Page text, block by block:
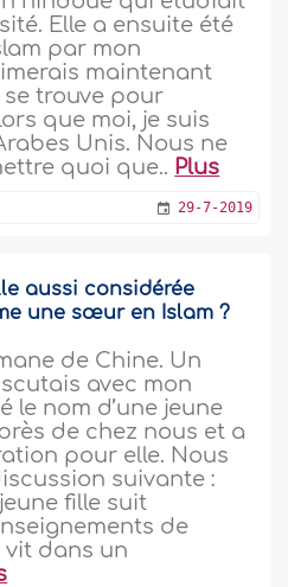
Elle a ensuite été
par mon
maintenant
se trouve pour
que moi, je suis
Unis. Nous ne
quoi que.. Plus
29-7-2019
aussi considérée
une sœur en Islam ?
de Chine. Un
avec mon
le nom d’une jeune
de chez nous et a
pour elle. Nous
suivante :
fille suit
de
vit dans un